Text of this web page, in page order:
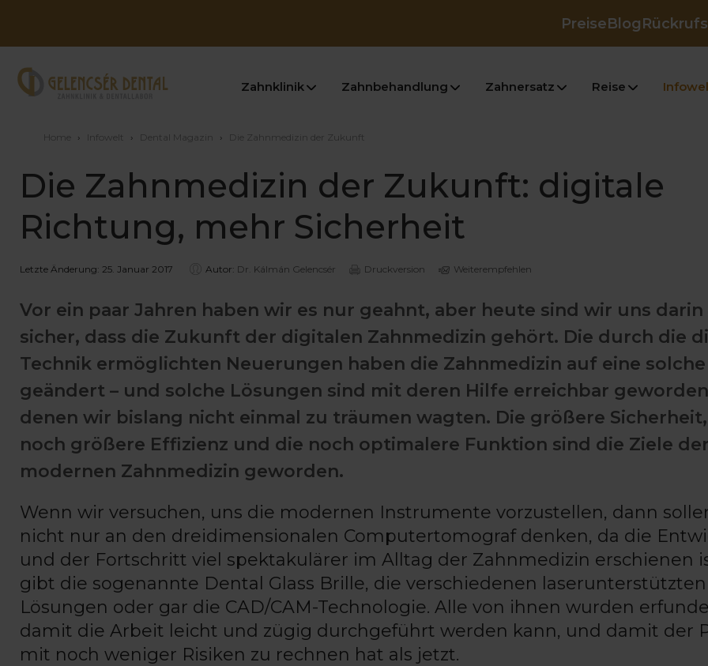
PreiseBlog
Zahnklinik Zahnbehandlung Zahnersatz Reise
Home › Infowelt › Dental Magazin › Die Zahnmedizin der Zukunft
Die Zahnmedizin der Zukunft: digitale
Richtung, mehr Sicherheit
Letzte Änderung: 25. Januar 2017 Autor: Dr. Kálmán Gelencsér Druckversion Weiterempfehlen
Vor ein paar Jahren haben wir es nur geahnt, aber heute sind wir uns darin
sicher, dass die Zukunft der digitalen Zahnmedizin gehört. Die durch die
Technik ermöglichten Neuerungen haben die Zahnmedizin auf eine solche
geändert – und solche Lösungen sind mit deren Hilfe erreichbar
denen wir bislang nicht einmal zu träumen wagten. Die größere
noch größere Effizienz und die noch optimalere Funktion sind die Ziele der
modernen Zahnmedizin geworden.
Wenn wir versuchen, uns die modernen Instrumente vorzustellen, dann
nicht nur an den dreidimensionalen Computertomograf denken, da die
und der Fortschritt viel spektakulärer im Alltag der Zahnmedizin erschienen
gibt die sogenannte Dental Glass Brille, die verschiedenen laserunterstützten
Lösungen oder gar die CAD/CAM-Technologie. Alle von ihnen wurden
damit die Arbeit leicht und zügig durchgeführt werden kann, und damit der
mit noch weniger Risiken zu rechnen hat als jetzt.